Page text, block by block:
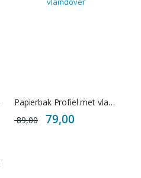
Papierbak Profiel met vlamdover - 30 ltr.
89,00
Special
Price
79,00